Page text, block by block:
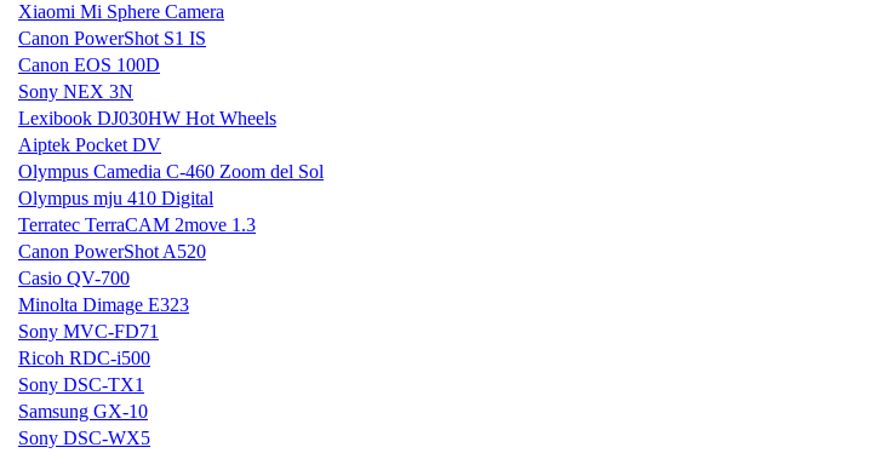
Xiaomi Mi Sphere Camera
Canon PowerShot S1 IS
Canon EOS 100D
Sony NEX 3N
Lexibook DJ030HW Hot Wheels
Aiptek Pocket DV
Olympus Camedia C-460 Zoom del Sol
Olympus mju 410 Digital
Terratec TerraCAM 2move 1.3
Canon PowerShot A520
Casio QV-700
Minolta Dimage E323
Sony MVC-FD71
Ricoh RDC-i500
Sony DSC-TX1
Samsung GX-10
Sony DSC-WX5